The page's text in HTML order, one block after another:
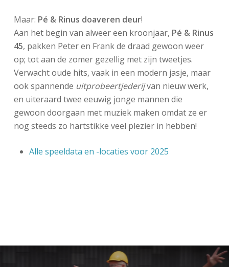
Maar: Pé & Rinus doaveren deur!
Aan het begin van alweer een kroonjaar, Pé & Rinus
45, pakken Peter en Frank de draad gewoon weer
op; tot aan de zomer gezellig met zijn tweetjes.
Verwacht oude hits, vaak in een modern jasje, maar
ook spannende uitprobeertjederijvan nieuw werk,
en uiteraard twee eeuwig jonge mannen die
gewoon doorgaan met muziek maken omdat ze er
nog steeds zo hartstikke veel plezier in hebben!
Alle speeldata en -locaties voor 2025